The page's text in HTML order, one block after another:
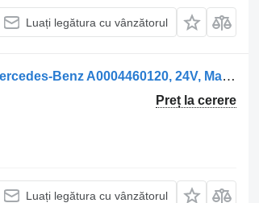
Luați legătura cu vânzătorul
Unitate de control ELR 000 446 01 20 pentru camion Mercedes-Benz A0004460120, 24V, Made in Germany
Preț la cerere
Luați legătura cu vânzătorul